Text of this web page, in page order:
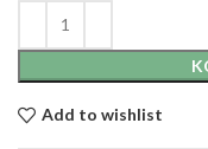
Add to wishlist